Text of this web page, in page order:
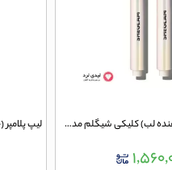
لیپ پلامپر (حجم‌دهنده لب) کلیکی شیگلم مدل شاین رنگ Pink Flamingo